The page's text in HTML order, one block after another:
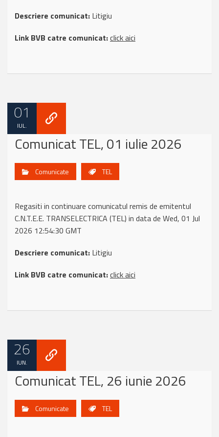
Descriere comunicat: Litigiu
Link BVB catre comunicat:click aici
01
IUL.
Comunicat TEL, 01 iulie 2026
Comunicate TEL
Regasiti in continuare comunicatul remis de emitentul
C.N.T.E.E. TRANSELECTRICA (TEL) in data de Wed, 01 Jul
2026 12:54:30 GMT
Descriere comunicat: Litigiu
Link BVB catre comunicat:click aici
26
IUN.
Comunicat TEL, 26 iunie 2026
Comunicate TEL